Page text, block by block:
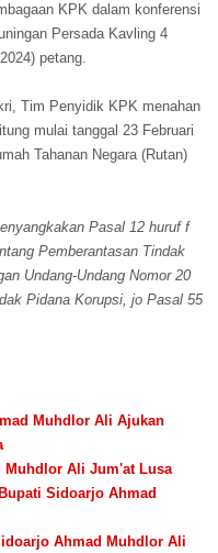
KPK dalam konferensi
Persada Kavling 4
petang.
Tim Penyidik KPK menahan
mulai tanggal 23 Februari
Tahanan Negara (Rutan)
Pasal 12 huruf f
Pemberantasan Tindak
Undang-Undang Nomor 20
Pidana Korupsi, jo Pasal 55
Muhdlor Ali Ajukan
Muhdlor Ali Jum'at Lusa
Sidoarjo Ahmad
Ahmad Muhdlor Ali